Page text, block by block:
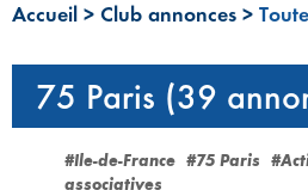
Accueil > Club annonces >
75 Paris (39
#Ile-de-France #75 Paris
associatives